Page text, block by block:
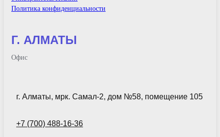
Политика конфиденциальности
Г. АЛМАТЫ
Офис
г. Алматы, мрк. Самал-2, дом №58, помещение 105
+7 (700) 488-16-36